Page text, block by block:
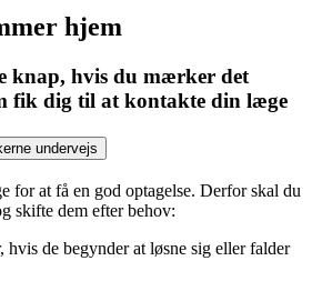
hjem
knap, hvis du mærker det
fik dig til at kontakte din læge
undervejs
for at få en god optagelse. Derfor skal du
skifte dem efter behov:
de begynder at løsne sig eller falder